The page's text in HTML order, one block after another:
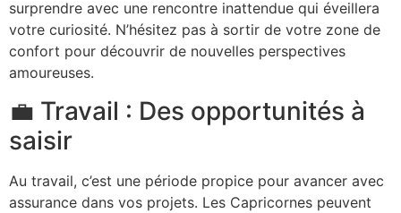
surprendre avec une rencontre inattendue qui éveillera
votre curiosité. N’hésitez pas à sortir de votre zone de
confort pour découvrir de nouvelles perspectives
amoureuses.
💼 Travail : Des opportunités à
saisir
Au travail, c’est une période propice pour avancer avec
assurance dans vos projets. Les Capricornes peuvent